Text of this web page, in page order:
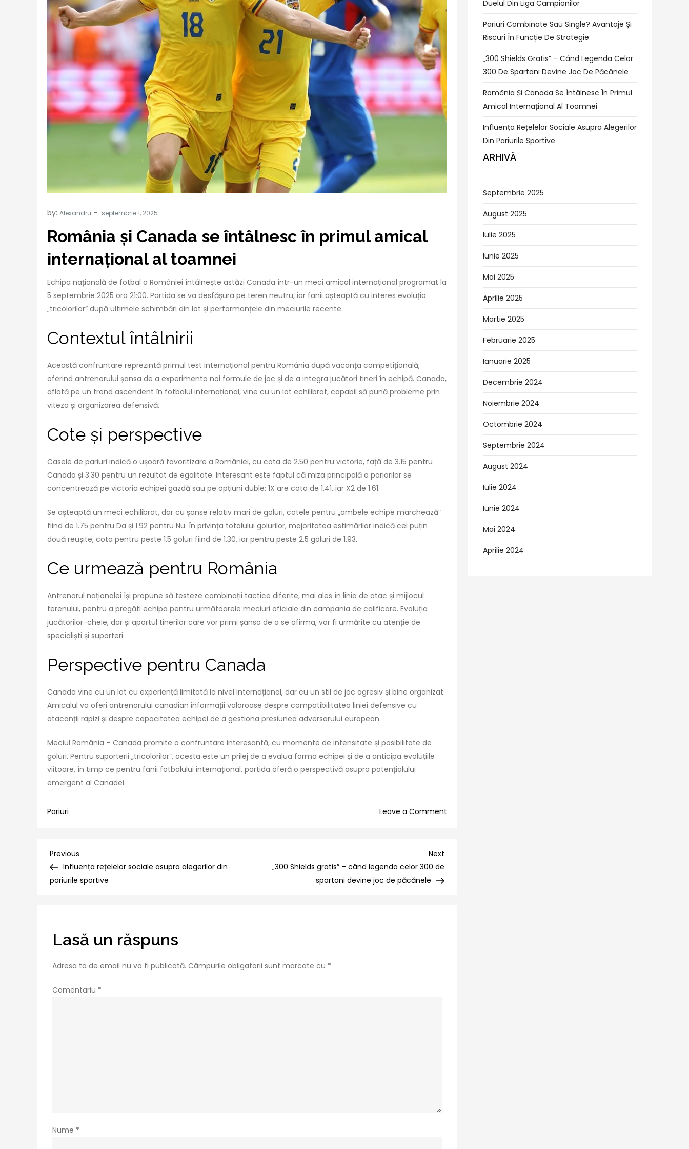
by: Alexandru
România și Canada se întâlnesc în primul amical
internațional al toamnei
Echipa națională de fotbal a României întâlnește astăzi Canada într-un meci amical internațional programat la
5 septembrie 2025 ora 21:00. Partida se va desfășura pe teren neutru, iar fanii așteaptă cu interes evoluția
„tricolorilor” după ultimele schimbări din lot și performanțele din meciurile recente.
Contextul întâlnirii
Această confruntare reprezintă primul test internațional pentru România după vacanța competițională,
oferind antrenorului șansa de a experimenta noi formule de joc și de a integra jucători tineri în echipă. Canada,
aflată pe un trend ascendent în fotbalul internațional, vine cu un lot echilibrat, capabil să pună probleme prin
viteza și organizarea defensivă.
Cote și perspective
Casele de pariuri indică o ușoară favoritizare a României, cu cota de 2.50 pentru victorie, față de 3.15 pentru
Canada și 3.30 pentru un rezultat de egalitate. Interesant este faptul că miza principală a pariorilor se
concentrează pe victoria echipei gazdă sau pe opțiuni duble: 1X are cota de 1.41, iar X2 de 1.61.
Se așteaptă un meci echilibrat, dar cu șanse relativ mari de goluri, cotele pentru „ambele echipe marchează”
fiind de 1.75 pentru Da și 1.92 pentru Nu. În privința totalului golurilor, majoritatea estimărilor indică cel puțin
două reușite, cota pentru peste 1.5 goluri fiind de 1.30, iar pentru peste 2.5 goluri de 1.93.
Ce urmează pentru România
Antrenorul naționalei își propune să testeze combinații tactice diferite, mai ales în linia de atac și mijlocul
terenului, pentru a pregăti echipa pentru următoarele meciuri oficiale din campania de calificare. Evoluția
jucătorilor-cheie, dar și aportul tinerilor care vor primi șansa de a se afirma, vor fi urmărite cu atenție de
specialiști și suporteri.
Perspective pentru Canada
Canada vine cu un lot cu experiență limitată la nivel internațional, dar cu un stil de joc agresiv și bine organizat.
Amicalul va oferi antrenorului canadian informații valoroase despre compatibilitatea liniei defensive cu
atacanții rapizi și despre capacitatea echipei de a gestiona presiunea adversarului european.
Meciul România – Canada promite o confruntare interesantă, cu momente de intensitate și posibilitate de
goluri. Pentru suporterii „tricolorilor”, acesta este un prilej de a evalua forma echipei și de a anticipa evoluțiile
viitoare, în timp ce pentru fanii fotbalului internațional, partida oferă o perspectivă asupra potențialului
emergent al Canadei.
Pariuri Leave a Comment
Navigare
în
Previous
Post
Previous
Influența rețelelor sociale asupra alegerilor din
pariurile sportive
Next
„300 Shields gratis” – când legenda celor 300 de
spartani devine joc de păcănele
Lasă un răspuns
Adresa ta de email nu va fi publicată. Câmpurile obligatorii sunt marcate cu *
Comentariu *
Nume *
Duelul Din Liga Campionilor
Pariuri Combinate Sau Single? Avantaje Și
Riscuri În Funcție De Strategie
„300 Shields Gratis” – Când Legenda Celor
300 De Spartani Devine Joc De Păcănele
România Și Canada Se Întâlnesc În Primul
Amical Internațional Al Toamnei
Influența Rețelelor Sociale Asupra Alegerilor
Din Pariurile Sportive
ARHIVĂ
Septembrie 2025
August 2025
Iulie 2025
Iunie 2025
Mai 2025
Aprilie 2025
Martie 2025
Februarie 2025
Ianuarie 2025
Decembrie 2024
Noiembrie 2024
Octombrie 2024
Septembrie 2024
August 2024
Iulie 2024
Iunie 2024
Mai 2024
Aprilie 2024